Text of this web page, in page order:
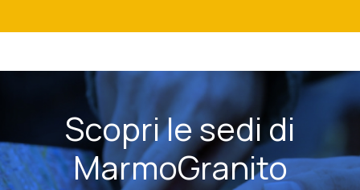
Scopri le sedi di
MarmoGranito